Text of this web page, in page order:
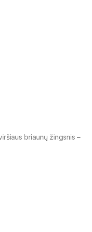
briaunų žingsnis –